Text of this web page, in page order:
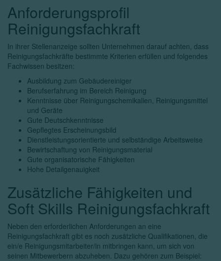
Anforderungsprofil
Reinigungsfachkraft
In ihrer Stellenanzeige sollten Unternehmen darauf achten, dass
Reinigungsfachkräfte bestimmte Kriterien erfüllen und folgendes
Fachwissen besitzen:
Ausbildung zum Gebäudereiniger
Berufserfahrung im Bereich Reinigung
Kenntnisse über Reinigungschemikalien, Reinigungsmittel
und Geräte
Gute Deutschkenntnisse
Gepflegtes Erscheinungsbild
Dienstleistungsorientierte und selbständige Arbeitsweise
Bewirtschaftung von Reinigungsmaterial
Gute organisatorische Fähigkeiten
Hohe Detailgenauigkeit
Zusätzliche Fähigkeiten und
Soft Skills Reinigungsfachkraft
Neben den erforderlichen Anforderungen an eine
Reinigungsfachkraft gibt es noch zusätzliche Qualifikationen, die
ein/e Reinigungsmitarbeiter/in mitbringen kann, um sich von
seinen Mitbewerbern abzuheben. Dazu gehören zum Beispiel: